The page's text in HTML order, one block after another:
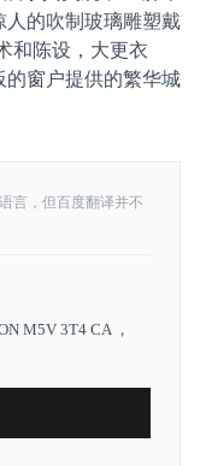
人的吹制玻璃雕塑戴
和陈设，大更衣
的窗户提供的繁华城
言，但百度翻译并不
M5V 3T4 CA ，